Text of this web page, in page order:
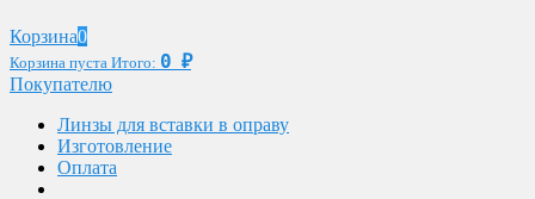
Корзина0
Корзина пуста Итого: 0 ₽
Покупателю
Линзы для вставки в оправу
Изготовление
Оплата